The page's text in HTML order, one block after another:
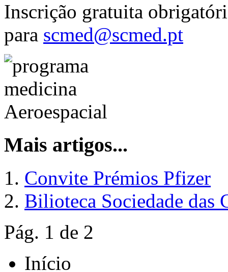
Inscrição gratuita
para scmed@scmed.pt
Mais artigos...
Convite Prémios Pfizer
Bilioteca Sociedade das
Pág. 1 de 2
Início